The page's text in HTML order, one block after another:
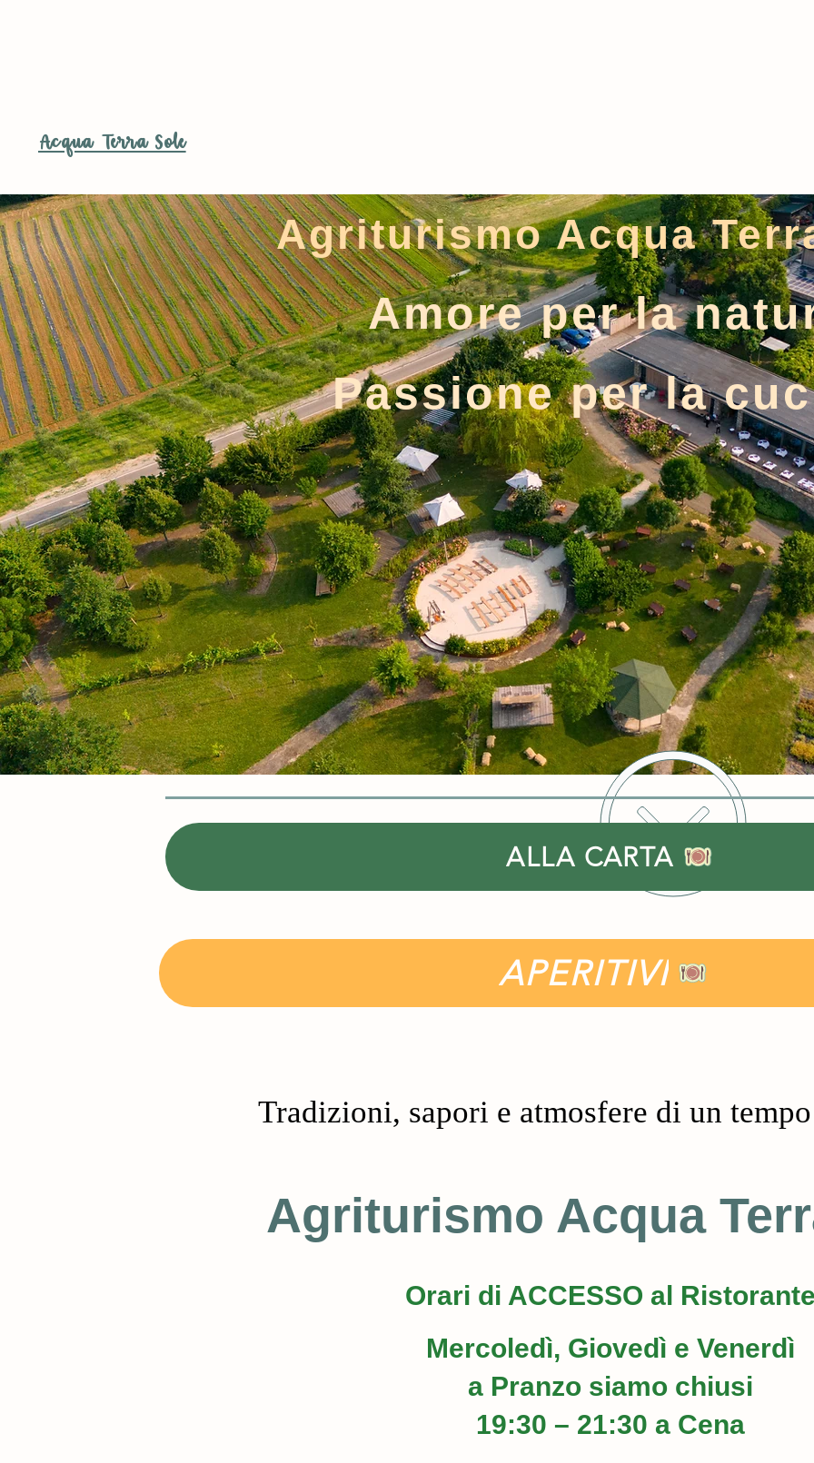
Acqua Terra Sole
Agriturismo Acqua
Amore per la
Passione per la
ALLA CARTA
APERITIVI
Tradizioni, sapori e atmosfere di un
Agriturismo Acqua
Orari di ACCESSO al
Mercoledì, Giovedì e Venerdì
a Pranzo siamo chiusi
19:30 – 21:30 a Cena